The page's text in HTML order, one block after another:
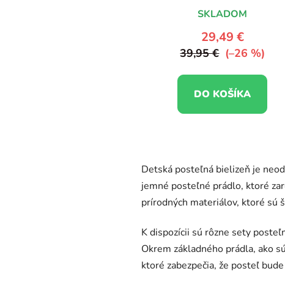
SKLADOM
29,49 €
39,95 € (–26 %)
DO KOŠÍKA
Detská posteľná bielizeň je
jemné posteľné prádlo, ktoré
prírodných materiálov, ktoré sú
K dispozícii sú rôzne sety
Okrem základného prádla, ako
ktoré zabezpečia, že posteľ